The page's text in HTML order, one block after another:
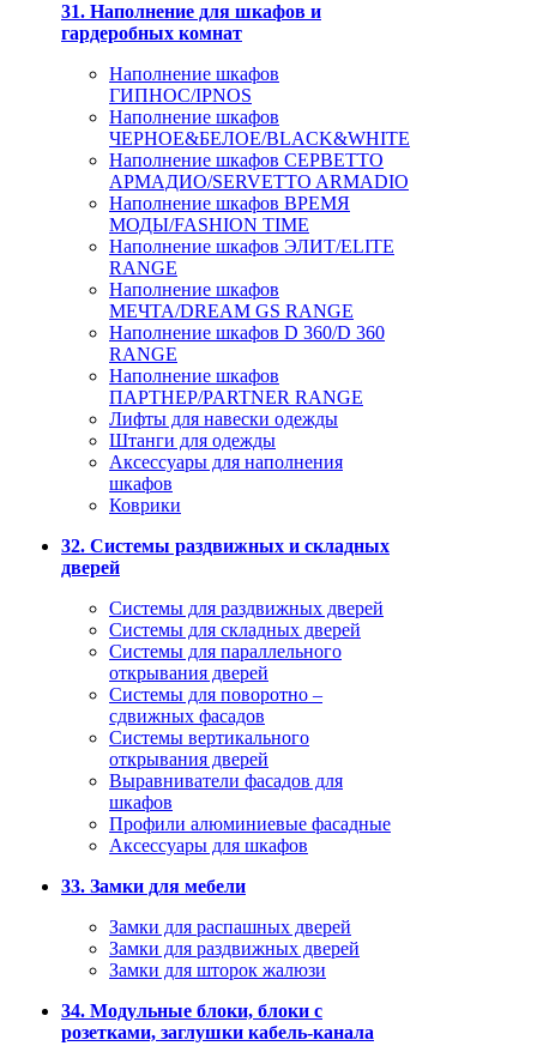
31. Наполнение для шкафов и
гардеробных комнат
Наполнение шкафов
ГИПНОС/IPNOS
Наполнение шкафов
ЧЕРНОЕ&БЕЛОЕ/BLACK&WHITE
Наполнение шкафов СЕРВЕТТО
АРМАДИО/SERVETTO ARMADIO
Наполнение шкафов ВРЕМЯ
МОДЫ/FASHION TIME
Наполнение шкафов ЭЛИТ/ELITE
RANGE
Наполнение шкафов
МЕЧТА/DREAM GS RANGE
Наполнение шкафов D 360/D 360
RANGE
Наполнение шкафов
ПАРТНЕР/PARTNER RANGE
Лифты для навески одежды
Штанги для одежды
Аксессуары для наполнения
шкафов
Коврики
32. Системы раздвижных и складных
дверей
Системы для раздвижных дверей
Системы для складных дверей
Системы для параллельного
открывания дверей
Системы для поворотно –
сдвижных фасадов
Системы вертикального
открывания дверей
Выравниватели фасадов для
шкафов
Профили алюминиевые фасадные
Аксессуары для шкафов
33. Замки для мебели
Замки для распашных дверей
Замки для раздвижных дверей
Замки для шторок жалюзи
34. Модульные блоки, блоки с
розетками, заглушки кабель-канала